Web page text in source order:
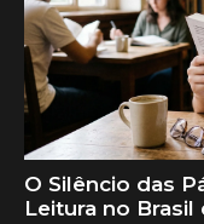
O Silêncio das
Leitura no